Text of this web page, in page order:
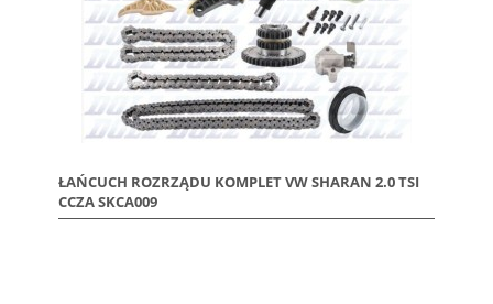
ŁAŃCUCH ROZRZĄDU KOMPLET VW SHARAN 2.0 TSI
CCZA SKCA009